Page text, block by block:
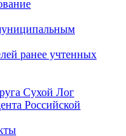
ранее учтенных
Сухой Лог
Российской